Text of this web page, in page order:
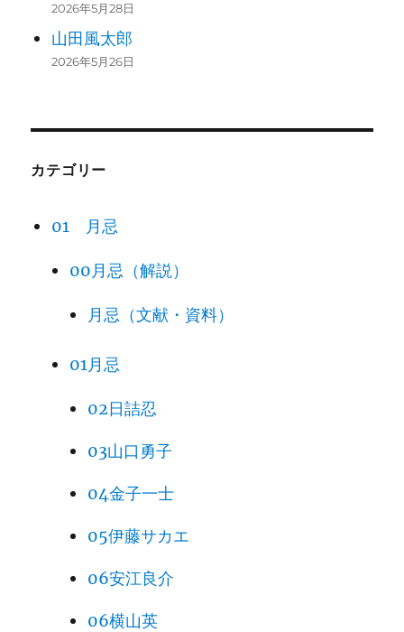
2026年5月28日
山田風太郎
2026年5月26日
カテゴリー
01 月忌
00月忌（解説）
月忌（文献・資料）
01月忌
02日詰忍
03山口勇子
04金子一士
05伊藤サカエ
06安江良介
06横山英